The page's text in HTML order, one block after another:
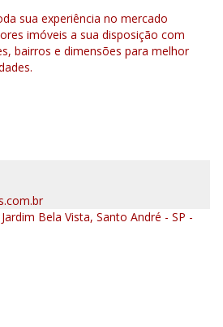
sua experiência no mercado
imóveis a sua disposição com
bairros e dimensões para melhor
Bela Vista, Santo André - SP -